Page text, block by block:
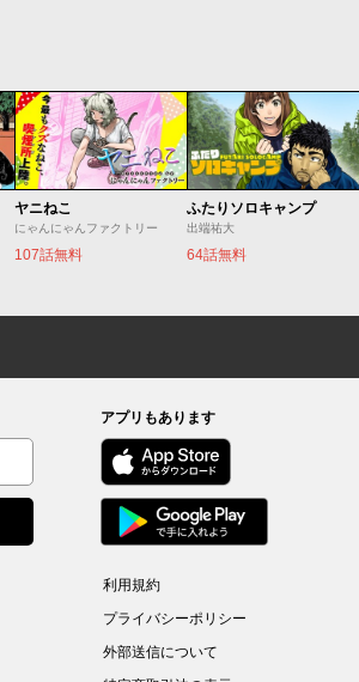
ヤニねこ
にゃんにゃんファクトリー
107話無料
ふたりソロキャンプ
出端祐大
64話無料
アプリもあります
利用規約
プライバシーポリシー
外部送信について